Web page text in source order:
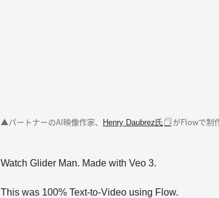
▲パートナーのAI映像作家、 Henry Daubrez氏 がFlowで制
Watch Glider Man. Made with Veo 3.
This was 100% Text-to-Video using Flow.